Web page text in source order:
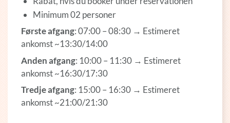
Minimum 02 personer
Første afgang: 07:00 – 08:30 → Estimeret
ankomst ~13:30/14:00
Anden afgang: 10:00 – 11:30 → Estimeret
ankomst ~16:30/17:30
Tredje afgang: 15:00 – 16:30 → Estimeret
ankomst ~21:00/21:30